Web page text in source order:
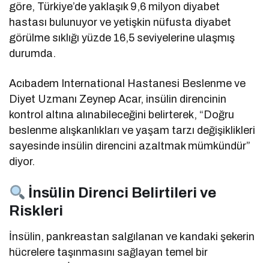
göre, Türkiye’de yaklaşık 9,6 milyon diyabet
hastası bulunuyor ve yetişkin nüfusta diyabet
görülme sıklığı yüzde 16,5 seviyelerine ulaşmış
durumda.
Acıbadem International Hastanesi Beslenme ve
Diyet Uzmanı Zeynep Acar, insülin direncinin
kontrol altına alınabileceğini belirterek, “Doğru
beslenme alışkanlıkları ve yaşam tarzı değişiklikleri
sayesinde insülin direncini azaltmak mümkündür”
diyor.
İnsülin Direnci Belirtileri ve
Riskleri
İnsülin, pankreastan salgılanan ve kandaki şekerin
hücrelere taşınmasını sağlayan temel bir